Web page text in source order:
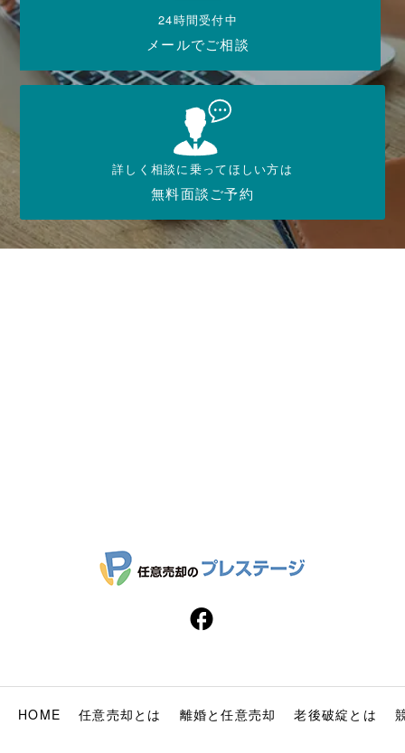
24時間受付中
メールでご相談
詳しく相談に乗ってほしい方は
無料面談ご予約
HOME 任意売却とは 離婚と任意売却 老後破綻とは